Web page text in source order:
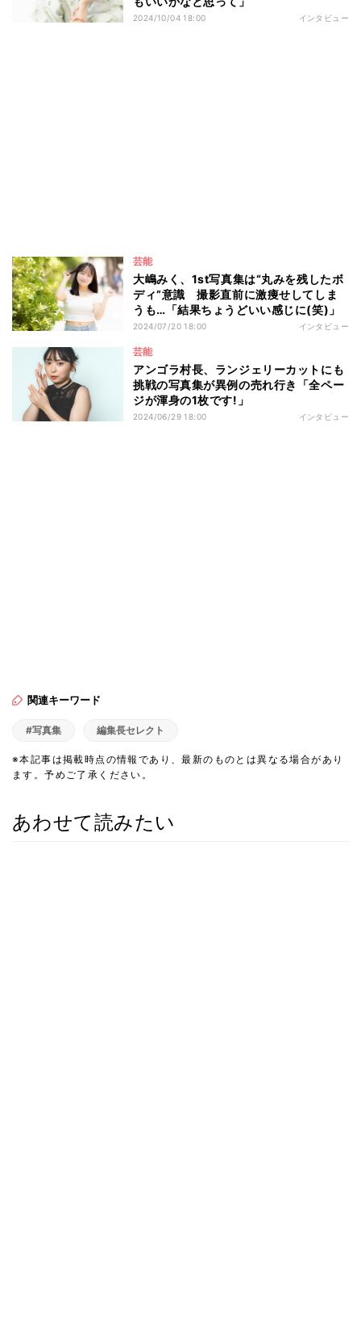
2024/10/04 18:00 インタビュー
芸能
大嶋みく、1st写真集は“丸みを残したボ
ディ”意識 撮影直前に激痩せしてしま
うも…「結果ちょうどいい感じに(笑)」
2024/07/20 18:00 インタビュー
芸能
アンゴラ村長、ランジェリーカットにも
挑戦の写真集が異例の売れ行き「全ペー
ジが渾身の1枚です!」
2024/06/29 18:00 インタビュー
関連キーワード
#写真集 編集長セレクト
※本記事は掲載時点の情報であり、最新のものとは異なる場合があり
ます。予めご了承ください。
あわせて読みたい